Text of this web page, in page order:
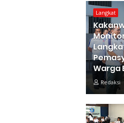
Langkat
Warga
Redaksi